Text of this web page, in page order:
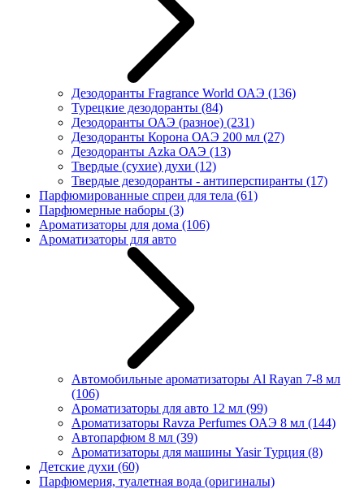
Дезодоранты Fragrance World ОАЭ (136)
Турецкие дезодоранты (84)
Дезодоранты ОАЭ (разное) (231)
Дезодоранты Корона ОАЭ 200 мл (27)
Дезодоранты Azka ОАЭ (13)
Твердые (сухие) духи (12)
Твердые дезодоранты - антиперспиранты (17)
Парфюмированные спреи для тела (61)
Парфюмерные наборы (3)
Ароматизаторы для дома (106)
Ароматизаторы для авто
Автомобильные ароматизаторы Al Rayan 7-8 мл
(106)
Ароматизаторы для авто 12 мл (99)
Ароматизаторы Ravza Perfumes ОАЭ 8 мл (144)
Автопарфюм 8 мл (39)
Ароматизаторы для машины Yasir Турция (8)
Детские духи (60)
Парфюмерия, туалетная вода (оригиналы)